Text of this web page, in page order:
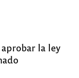
la ley